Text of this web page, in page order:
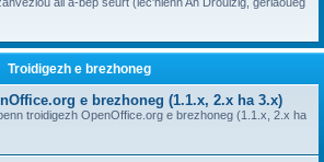
Troidigezh e brezhoneg
e brezhoneg (1.1.x, 2.x ha 3.x)
troidigezh OpenOffice.org e brezhoneg (1.1.x, 2.x ha